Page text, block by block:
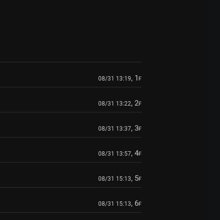
08/31 13:19, 1 F
08/31 13:22, 2F
08/31 13:37, 3F
08/31 13:57, 4F
08/31 15:13, 5F
08/31 15:13, 6F